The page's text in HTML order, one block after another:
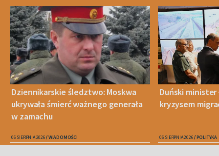
Dziennikarskie śledztwo: Moskwa
ukrywała śmierć ważnego generała
w zamachu
06 SIERPNIA 2026 WIADOMOŚCI
Duński minister
kryzysem
06 SIERPNIA 2026 POLITYKA